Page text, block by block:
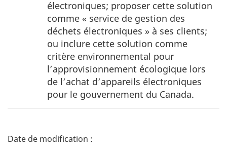
électroniques; proposer cette solution
comme « service de gestion des
déchets électroniques » à ses clients;
ou inclure cette solution comme
critère environnemental pour
l’approvisionnement écologique lors
de l’achat d’appareils électroniques
pour le gouvernement du Canada.
D